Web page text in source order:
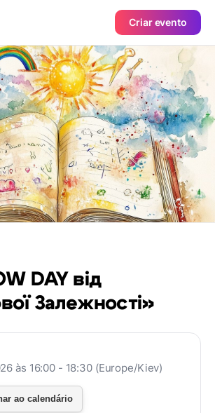
Criar evento
DAY від
Залежності»
às 16:00 - 18:30 (Europe/Kiev)